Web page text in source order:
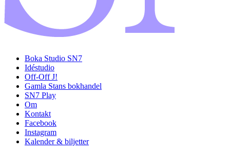
Boka Studio SN7
Idéstudio
Off-Off J!
Gamla Stans bokhandel
SN7 Play
Om
Kontakt
Facebook
Instagram
Kalender & biljetter